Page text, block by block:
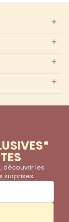
découvrir les
surprises